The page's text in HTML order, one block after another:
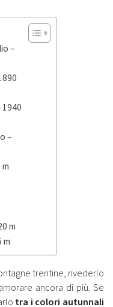
–
1940
–
m
m
trentine, rivederlo
ancora di più. Se
tra i colori autunnali